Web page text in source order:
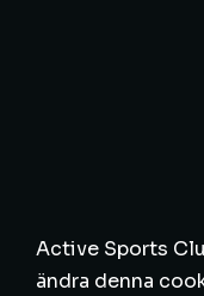
Active Sports
ändra denna